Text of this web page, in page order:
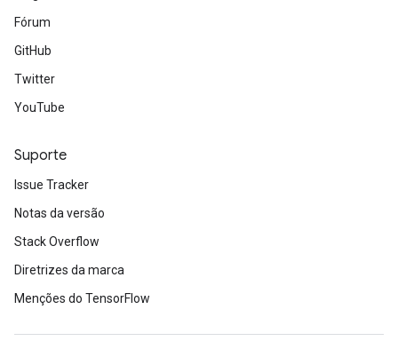
Fórum
GitHub
Twitter
YouTube
Suporte
Issue Tracker
Notas da versão
Stack Overflow
Diretrizes da marca
Menções do TensorFlow